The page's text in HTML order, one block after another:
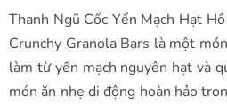
Thanh Ngũ Cốc Yến Mạch Hạt
Crunchy Granola Bars là một
làm từ yến mạch nguyên hạt và
món ăn nhẹ di động hoàn hảo